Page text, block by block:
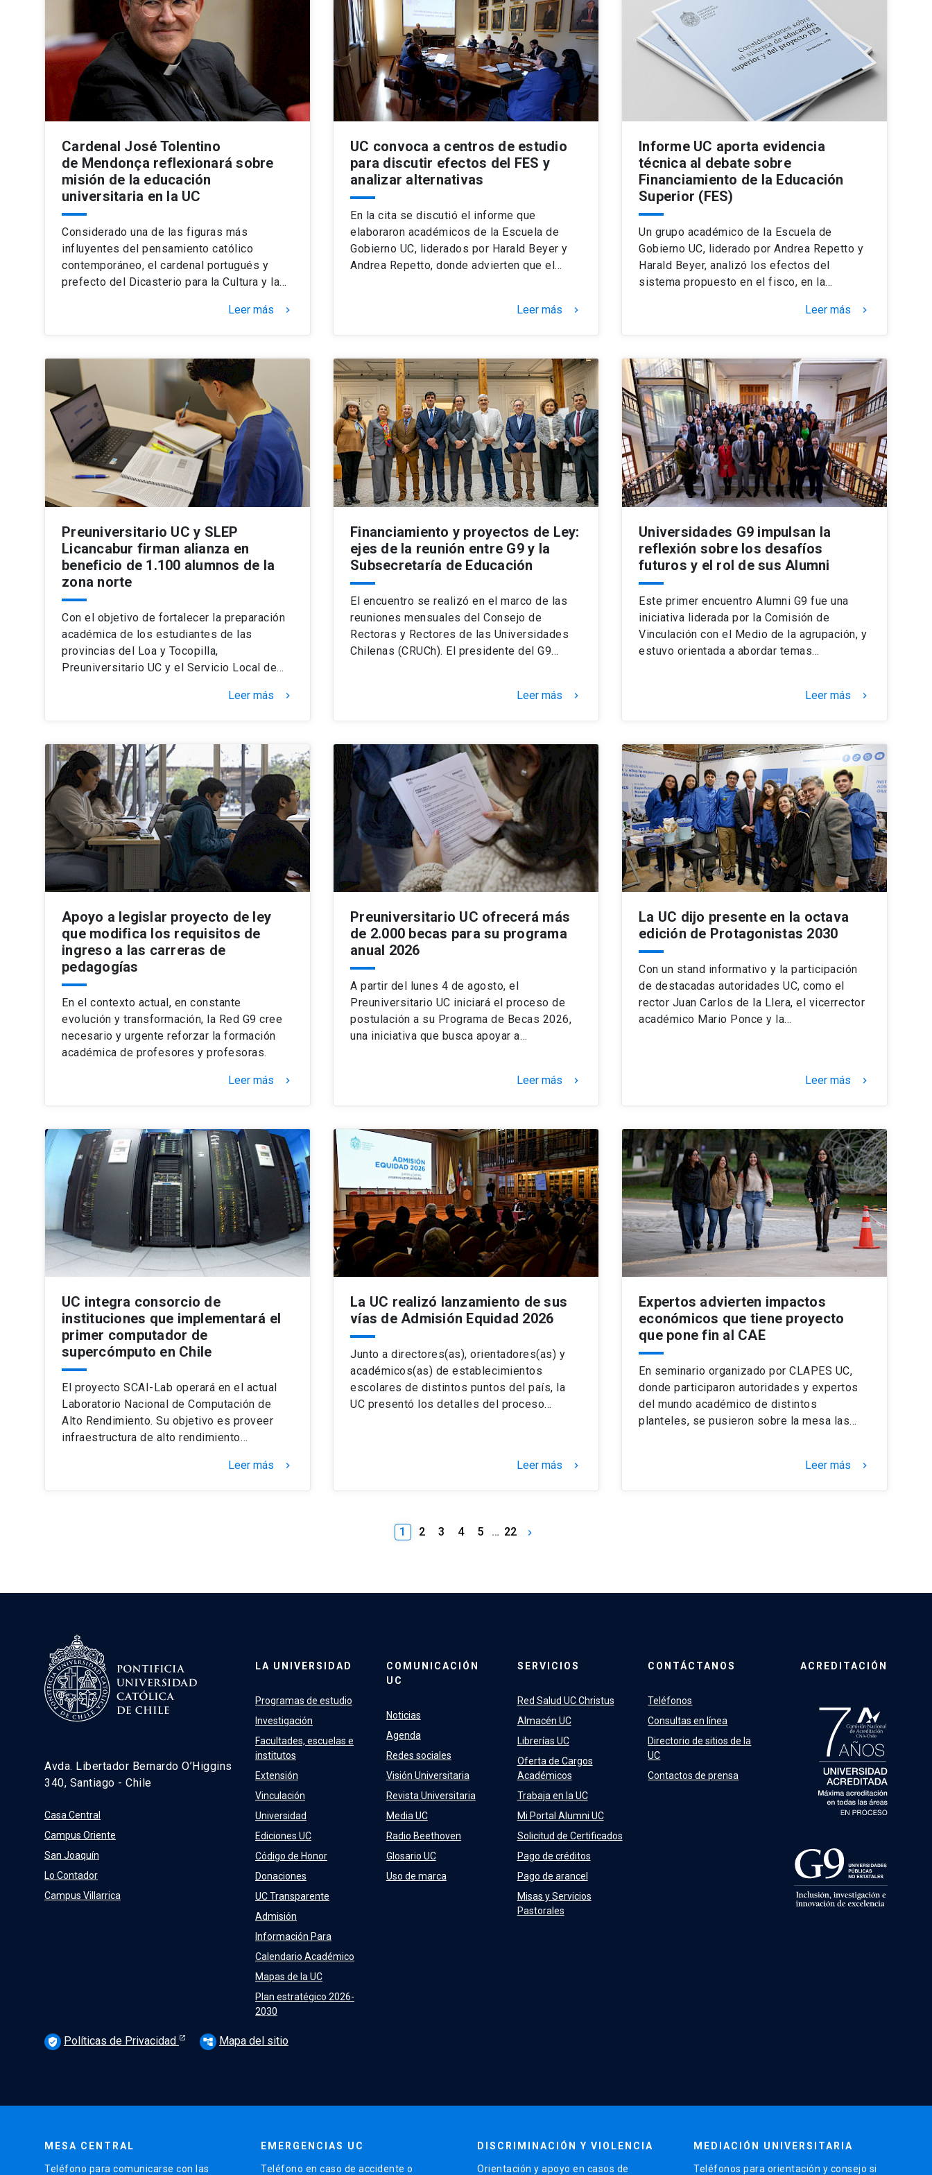
Cardenal José Tolentino
de Mendonça reflexionará sobre
misión de la educación
universitaria en la UC
Considerado una de las figuras más
influyentes del pensamiento católico
contemporáneo, el cardenal portugués y
prefecto del Dicasterio para la Cultura y la…
Leer más keyboard_arrow_right
UC convoca a centros de estudio
para discutir efectos del FES y
analizar alternativas
En la cita se discutió el informe que
elaboraron académicos de la Escuela de
Gobierno UC, liderados por Harald Beyer y
Andrea Repetto, donde advierten que el…
Leer más keyboard_arrow_right
Informe UC aporta evidencia
técnica al debate sobre
Financiamiento de la Educación
Superior (FES)
Un grupo académico de la Escuela de
Gobierno UC, liderado por Andrea Repetto y
Harald Beyer, analizó los efectos del
sistema propuesto en el fisco, en la…
Leer más keyboard_arrow_right
Preuniversitario UC y SLEP
Licancabur firman alianza en
beneficio de 1.100 alumnos de la
zona norte
Con el objetivo de fortalecer la preparación
académica de los estudiantes de las
provincias del Loa y Tocopilla,
Preuniversitario UC y el Servicio Local de…
Leer más keyboard_arrow_right
Financiamiento y proyectos de Ley:
ejes de la reunión entre G9 y la
Subsecretaría de Educación
El encuentro se realizó en el marco de las
reuniones mensuales del Consejo de
Rectoras y Rectores de las Universidades
Chilenas (CRUCh). El presidente del G9…
Leer más keyboard_arrow_right
Universidades G9 impulsan la
reflexión sobre los desafíos
futuros y el rol de sus Alumni
Este primer encuentro Alumni G9 fue una
iniciativa liderada por la Comisión de
Vinculación con el Medio de la agrupación, y
estuvo orientada a abordar temas…
Leer más keyboard_arrow_right
Apoyo a legislar proyecto de ley
que modifica los requisitos de
ingreso a las carreras de
pedagogías
En el contexto actual, en constante
evolución y transformación, la Red G9 cree
necesario y urgente reforzar la formación
académica de profesores y profesoras.
Leer más keyboard_arrow_right
Preuniversitario UC ofrecerá más
de 2.000 becas para su programa
anual 2026
A partir del lunes 4 de agosto, el
Preuniversitario UC iniciará el proceso de
postulación a su Programa de Becas 2026,
una iniciativa que busca apoyar a…
Leer más keyboard_arrow_right
La UC dijo presente en la octava
edición de Protagonistas 2030
Con un stand informativo y la participación
de destacadas autoridades UC, como el
rector Juan Carlos de la Llera, el vicerrector
académico Mario Ponce y la…
Leer más keyboard_arrow_right
UC integra consorcio de
instituciones que implementará el
primer computador de
supercómputo en Chile
El proyecto SCAI-Lab operará en el actual
Laboratorio Nacional de Computación de
Alto Rendimiento. Su objetivo es proveer
infraestructura de alto rendimiento…
Leer más keyboard_arrow_right
La UC realizó lanzamiento de sus
vías de Admisión Equidad 2026
Junto a directores(as), orientadores(as) y
académicos(as) de establecimientos
escolares de distintos puntos del país, la
UC presentó los detalles del proceso…
Leer más keyboard_arrow_right
Expertos advierten impactos
económicos que tiene proyecto
que pone fin al CAE
En seminario organizado por CLAPES UC,
donde participaron autoridades y expertos
del mundo académico de distintos
planteles, se pusieron sobre la mesa las…
Leer más keyboard_arrow_right
1 2 3 4 5 … 22 keyboard_arrow_right
Avda. Libertador Bernardo O’Higgins
340, Santiago - Chile
Casa Central
Campus Oriente
San Joaquín
Lo Contador
Campus Villarrica
LA UNIVERSIDAD
Programas de estudio
Investigación
Facultades, escuelas e
institutos
Extensión
Vinculación
Universidad
Ediciones UC
Código de Honor
Donaciones
UC Transparente
Admisión
Información Para
Calendario Académico
Mapas de la UC
Plan estratégico 2026-
2030
COMUNICACIÓN
UC
Noticias
Agenda
Redes sociales
Visión Universitaria
Revista Universitaria
Media UC
Radio Beethoven
Glosario UC
Uso de marca
SERVICIOS
Red Salud UC Christus
Almacén UC
Librerías UC
Oferta de Cargos
Académicos
Trabaja en la UC
Mi Portal Alumni UC
Solicitud de Certificados
Pago de créditos
Pago de arancel
Misas y Servicios
Pastorales
CONTÁCTANOS
Teléfonos
Consultas en línea
Directorio de sitios de la
UC
Contactos de prensa
ACREDITACIÓN
verified_user Políticas de Privacidad account_tree Mapa del sitio
MESA CENTRAL
Teléfono para comunicarse con las
EMERGENCIAS UC
Teléfono en caso de accidente o
DISCRIMINACIÓN Y VIOLENCIA
Orientación y apoyo en casos de
MEDIACIÓN UNIVERSITARIA
Teléfonos para orientación y consejo si